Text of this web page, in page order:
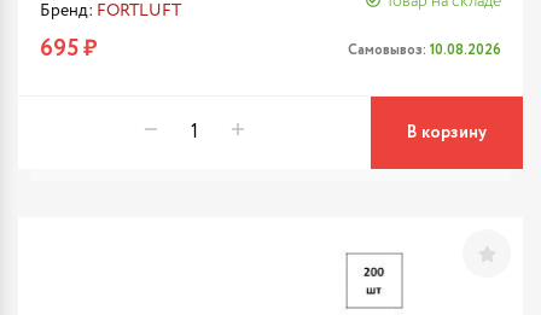
Бренд: FORTLUFT
695 ₽ Самовывоз: 10.08.2026
В корзину